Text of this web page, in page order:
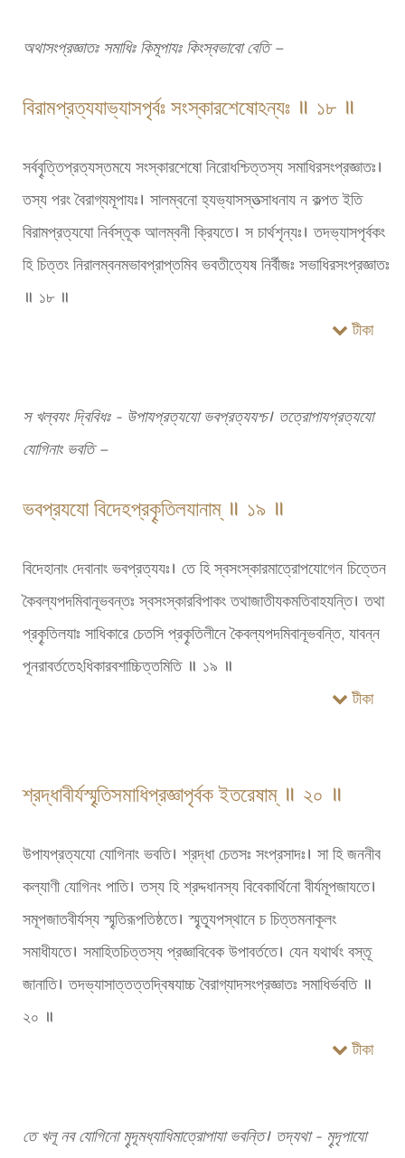
অথাসংপ্রজ্ঞাতঃ সমাধিঃ কিমূপাযঃ কিংস্বভাবো বেতি –
বিরামপ্রত্যযাভ্যাসপৃর্বঃ সংস্কারশেষোঽন্যঃ ॥ ১৮ ॥
সর্ববৄত্তিপ্রত্যস্তমযে সংস্কারশেষো নিরোধশ্চিত্তস্য সমাধিরসংপ্রজ্ঞাতঃ।
তস্য পরং বৈরাগ্যমূপাযঃ। সালম্বনো হ্যভ্যাসস্তত্সাধনায ন কল্পত ইতি
বিরামপ্রত্যযো নির্বস্তূক আলম্বনী ক্রিযতে। স চার্থশৃন্যঃ। তদভ্যাসপৃর্বকং
হি চিত্তং নিরালম্বনমভাবপ্রাপ্তমিব ভবতীত্যেষ নির্বীজঃ সভাধিরসংপ্রজ্ঞাতঃ
॥ ১৮ ॥
টীকা
স খল্বযং দ্বিবিধঃ - উপাযপ্রত্যযো ভবপ্রত্যযশ্চ। তত্রোপাযপ্রত্যযো
যোগিনাং ভবতি –
ভবপ্রযযো বিদেহপ্রকৄতিলযানাম্ ॥ ১৯ ॥
বিদেহানাং দেবানাং ভবপ্রত্যযঃ। তে হি স্বসংস্কারমাত্রোপযোগেন চিত্তেন
কৈবল্যপদমিবানূভবন্তঃ স্বসংস্কারবিপাকং তথাজাতীযকমতিবাহযন্তি। তথা
প্রকৄতিলযাঃ সাধিকারে চেতসি প্রকৄতিলীনে কৈবল্যপদমিবানূভবন্তি, যাবন্ন
পূনরাবর্ততেঽধিকারবশাচ্চিত্তমিতি ॥ ১৯ ॥
টীকা
শ্রদ্ধাবীর্যস্মৄতিসমাধিপ্রজ্ঞাপৃর্বক ইতরেষাম্ ॥ ২০ ॥
উপাযপ্রত্যযো যোগিনাং ভবতি। শ্রদ্ধা চেতসঃ সংপ্রসাদঃ। সা হি জননীব
কল্যাণী যোগিনং পাতি। তস্য হি শ্রদ্দধানস্য বিবেকার্থিনো বীর্যমূপজাযতে।
সমূপজাতবীর্যস্য স্মৄতিরূপতিষ্ঠতে। স্মৄত্যূপস্থানে চ চিত্তমনাকূলং
সমাধীযতে। সমাহিতচিত্তস্য প্রজ্ঞাবিবেক উপাবর্ততে। যেন যথার্থং বস্তূ
জানাতি। তদভ্যাসাত্তত্তদ্বিষযাচ্চ বৈরাগ্যাদসংপ্রজ্ঞাতঃ সমাধির্ভবতি ॥
২০ ॥
টীকা
তে খলূ নব যোগিনো মৄদূমধ্যাধিমাত্রোপাযা ভবন্তি। তদ্যথা - মৄদৃপাযো